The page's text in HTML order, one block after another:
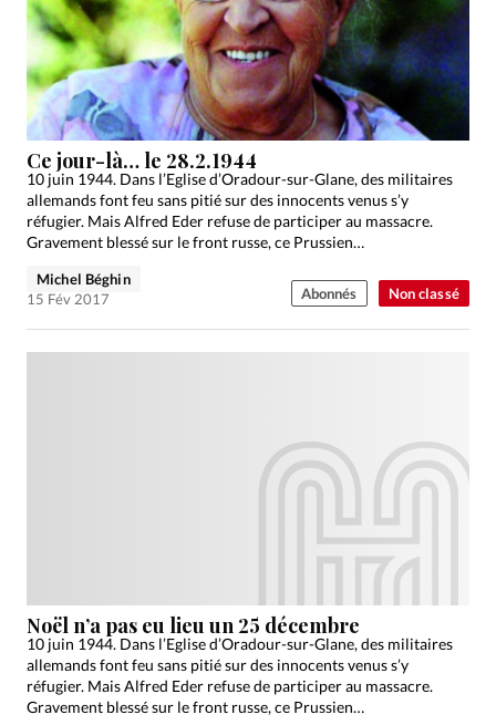
Non classé
Ce jour-là… le 28.2.1944
10 juin 1944. Dans l’Eglise d’Oradour-sur-Glane, des militaires
allemands font feu sans pitié sur des innocents venus s’y
réfugier. Mais Alfred Eder refuse de participer au massacre.
Gravement blessé sur le front russe, ce Prussien…
Michel Béghin
15 Fév 2017
Abonnés
Noël n’a pas eu lieu un 25 décembre
10 juin 1944. Dans l’Eglise d’Oradour-sur-Glane, des militaires
allemands font feu sans pitié sur des innocents venus s’y
réfugier. Mais Alfred Eder refuse de participer au massacre.
Gravement blessé sur le front russe, ce Prussien…